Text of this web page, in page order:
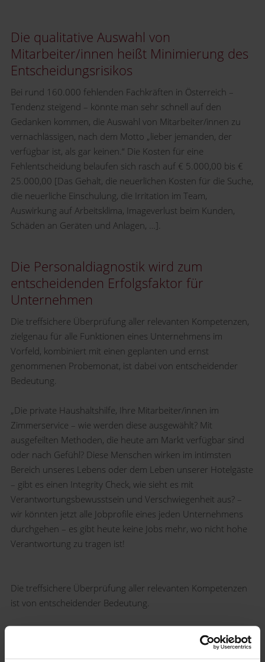
Die qualitative Auswahl von
Mitarbeiter/innen heißt Minimierung des
Entscheidungsrisikos
Bei rund 160.000 fehlenden Fachkräften in Österreich –
Tendenz steigend – könnte man sehr schnell auf den
Gedanken kommen, die Auswahl von Mitarbeiter/innen zu
vernachlässigen, nach dem Motto „lieber jemanden, der
verfügbar ist, als gar keinen.“ Die Kosten für eine
Fehlentscheidung belaufen sich rasch auf € 5.000,00 bis €
25.000,00 [Das Gehalt, die neuerlichen Kosten für die Suche,
die neuerliche Einschulung, die Irritation im Team,
Auswirkung auf Arbeitsklima, Imageverlust beim Kunden,
Schäden an Geräten und Anlagen, …].
Die Personaldiagnostik wird zum
entscheidenden Erfolgsfaktor für
Unternehmen
Die treffsichere Überprüfung aller relevanten Kompetenzen,
zielgenau für alle Funktionen eines Unternehmens im
Vorfeld, kombiniert mit einen geplanten und ernst
genommenen Probemonat, ist dabei von entscheidender
Bedeutung.
„Die private Haushaltshilfe, Ihre Mitarbeiter/innen im
Zimmerservice – wie werden diese ausgewählt? Mit
ausgefeilten Methoden, die heute am Markt verfügbar sind
oder nach Gefühl? Diese Menschen wirken im intimsten
Bereich unseres Lebens oder dem Leben unserer Hotelgäste
– gibt es einen Integrity Check, wie sieht es mit
Verantwortungsbewusstsein und Verschwiegenheit aus? –
wir könnten jetzt alle Jobprofile eines jeden Unternehmens
durchgehen – es gibt heute keine Jobs mehr, wo nicht hohe
Verantwortung zu tragen ist!
Die treffsichere Überprüfung aller relevanten Kompetenzen
ist von entscheidender Bedeutung.
Menschen mit Migrationshintergrund und anderer
Muttersprache drängen auf den Arbeitsmarkt und werden